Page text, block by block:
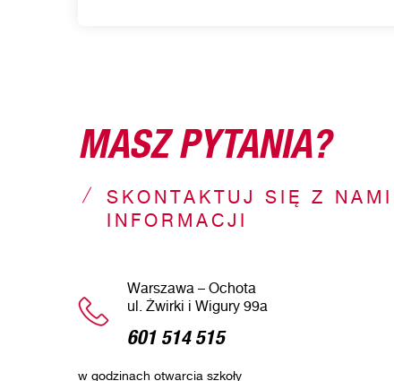
SKONTAKTUJ SIĘ Z
INFORMACJI
MASZ PYTANIA?
Warszawa – Ochota
ul. Żwirki i Wigury 99a
601 514 515
w godzinach otwarcia szkoły